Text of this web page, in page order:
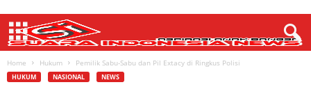
Home Hukum Pemilik Sabu-Sabu dan Pil Extacy di Ringkus Polisi
HUKUM NASIONAL NEWS